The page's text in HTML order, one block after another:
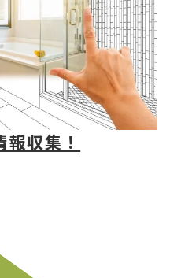
収集！